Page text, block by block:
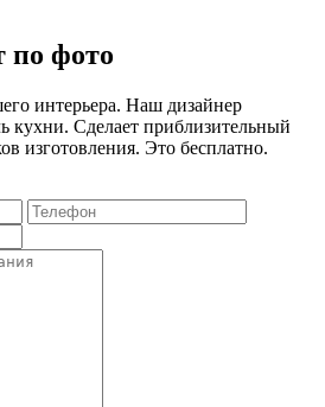
по фото
интерьера. Наш дизайнер
кухни. Сделает приблизительный
изготовления. Это бесплатно.